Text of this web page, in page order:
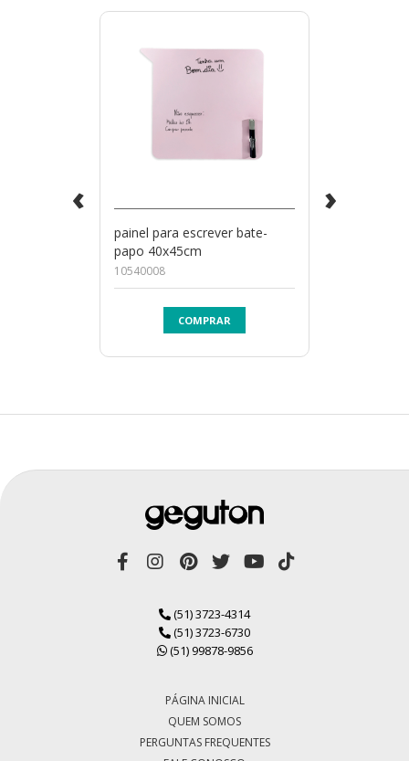
painel para escrever bate-
papo 40x45cm
10540008
COMPRAR
‹ ›
(51) 3723-4314
(51) 3723-6730
(51) 99878-9856
PÁGINA INICIAL
QUEM SOMOS
PERGUNTAS FREQUENTES